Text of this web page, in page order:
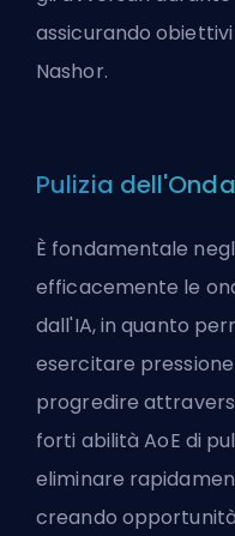
assicurando
Nashor.
Pulizia dell'Onda
È fondamentale
efficacemente le
dall'IA, in quanto
esercitare
progredire
forti abilità AoE di
eliminare
creando